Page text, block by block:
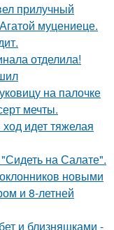
прилучный
муцениеце.
отделила!
на палочке
мечты.
идет тяжелая
на Салате".
новыми
и 8-летней
и близняшками -